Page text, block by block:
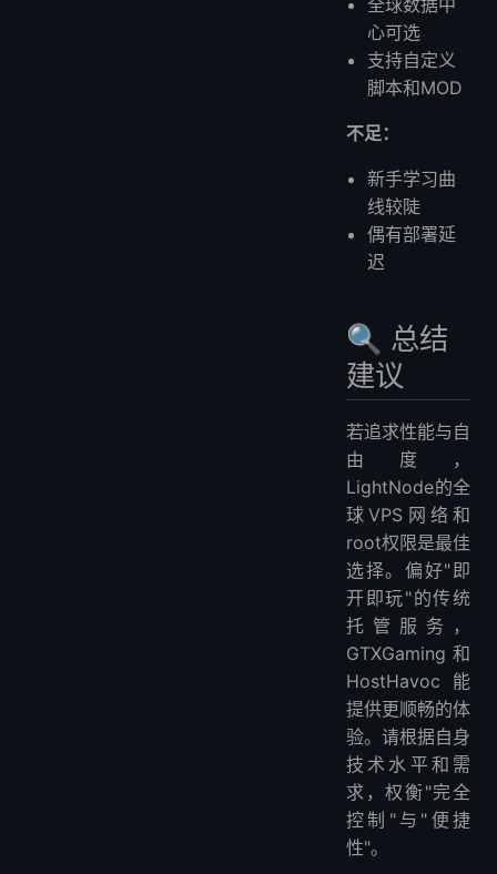
心可选
支持自定义
脚本和MOD
不足：
新手学习曲
线较陡
偶有部署延
迟
🔍 总结
建议
若追求性能与自
由度，
LightNode的全
球VPS网络和
root权限是最佳
选择。偏好"即
开即玩"的传统
托管服务，
GTXGaming和
HostHavoc能
提供更顺畅的体
验。请根据自身
技术水平和需
求，权衡"完全
控制"与"便捷
性"。